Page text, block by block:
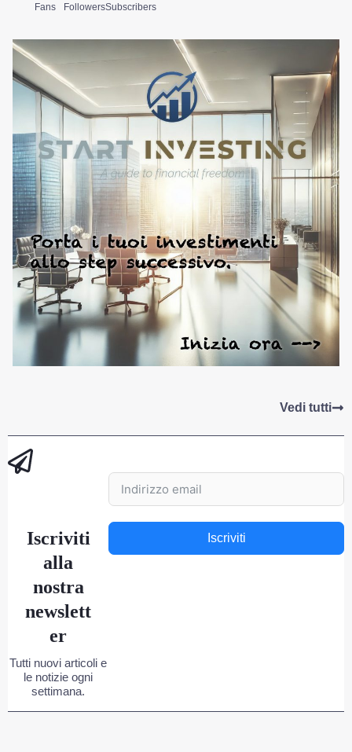
Fans FollowersSubscribers
Vedi tutti
Iscriviti
alla
nostra
newslett
er
Tutti nuovi articoli e
le notizie ogni
settimana.
Iscriviti